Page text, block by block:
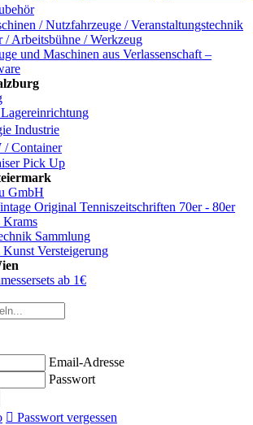
/ Nutzfahrzeuge / Veranstaltungstechnik
/ Arbeitsbühne / Werkzeug
und Maschinen aus Verlassenschaft –
Industrie
Container
Pick Up
GmbH
Original Tenniszeitschriften 70er - 80er
Krams
Sammlung
Versteigerung
ab 1€
Email-Adresse
Passwort
 Passwort vergessen